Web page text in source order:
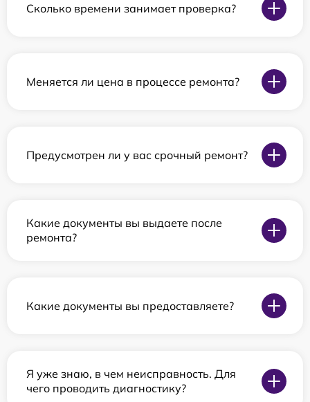
Сколько времени занимает проверка?
Меняется ли цена в процессе ремонта?
Предусмотрен ли у вас срочный ремонт?
Какие документы вы выдаете после
ремонта?
Какие документы вы предоставляете?
Я уже знаю, в чем неисправность. Для
чего проводить диагностику?